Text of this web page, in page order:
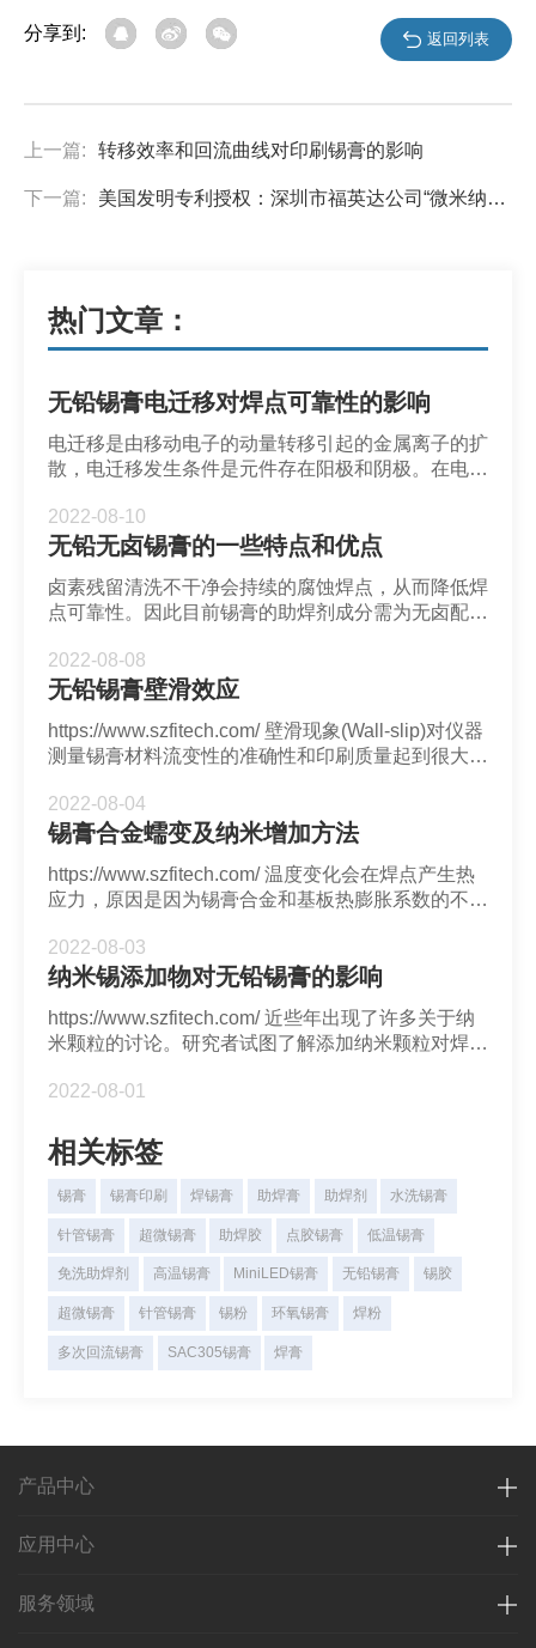
分享到: 返回列表
上一篇: 转移效率和回流曲线对印刷锡膏的影响
下一篇: 美国发明专利授权：深圳市福英达公司“微米纳米颗粒增强型复合焊料及其制备方法”
热门文章：
无铅锡膏电迁移对焊点可靠性的影响
电迁移是由移动电子的动量转移引起的金属离子的扩
散，电迁移发生条件是元件存在阳极和阴极。在电流
UBM消耗和IMC层的不对称生长，并导致空隙、裂
纹等缺陷。
2022-08-10
无铅无卤锡膏的一些特点和优点
卤素残留清洗不干净会持续的腐蚀焊点，从而降低焊
点可靠性。因此目前锡膏的助焊剂成分需为无卤配
过1500ppm。此外，随着无铅化的普及，无铅锡膏
成为主流封装材料，无铅和无卤的搭配则大受欢迎。
2022-08-08
无铅锡膏壁滑效应
https://www.szfitech.com/ 壁滑现象(Wall-slip)对仪器
测量锡膏材料流变性的准确性和印刷质量起到很大影
排斥力的相互作用，从而会可能导致壁滑问题。
2022-08-04
锡膏合金蠕变及纳米增加方法
https://www.szfitech.com/ 温度变化会在焊点产生热
应力，原因是因为锡膏合金和基板热膨胀系数的不匹
位错并发生蠕变，从而导致裂纹。
2022-08-03
纳米锡添加物对无铅锡膏的影响
https://www.szfitech.com/ 近些年出现了许多关于纳
米颗粒的讨论。研究者试图了解添加纳米颗粒对焊料
2022-08-01
相关标签
锡膏 锡膏印刷 焊锡膏 助焊膏 助焊剂 水洗锡膏
针管锡膏 超微锡膏 助焊胶 点胶锡膏 低温锡膏
免洗助焊剂 高温锡膏 MiniLED锡膏 无铅锡膏 锡胶
超微锡膏 针管锡膏 锡粉 环氧锡膏 焊粉
多次回流锡膏 SAC305锡膏 焊膏
产品中心
应用中心
服务领域